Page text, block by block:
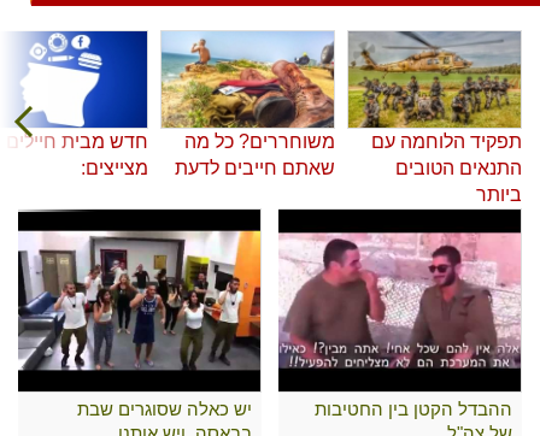
תפקיד הלוחמה עם
התנאים הטובים
ביותר
משוחררים? כל מה
שאתם חייבים לדעת
חדש מבית חיילים
מצייצים:
ההבדל הקטן בין החטיבות
יש כאלה שסוגרים שבת